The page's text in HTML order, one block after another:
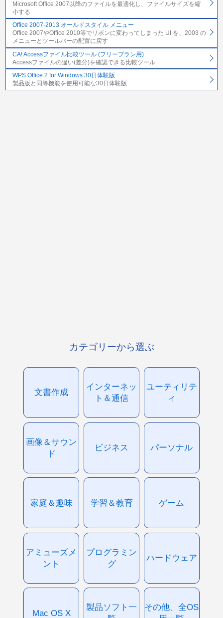
Microsoft Office 2007以降のファイルを最適化し、ファイルサイズを縮
小する
Office 2007-2013 オールドスタイル メニュー
Office 2007やOffice 2010等でリボンに変わってしまった UI を、2003 の
メニューとツールバーの配置に戻す
CA! Accessファイル比較ツール (フリープラン用)
Accessファイルの違い(差分)を確認できる比較ツール
WPS Office 2 for Windows 30日体験版
製品版と同等機能を使用可能な30日体験版
カテゴリーから選ぶ
文書作成
インターネッ
ト＆通信
ユーティリテ
ィ
画像＆サウン
ド
ビジネス パーソナル
家庭＆趣味 学習＆教育 ゲーム
アミューズメ
ント
プログラミン
グ
ハードウェア
Mac OS X
製品ソフト一
その他、全OS